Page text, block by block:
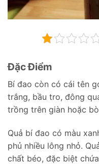
Đặc Điểm
Bí đao còn có cái tên
trắng, bầu tro, đông
trồng trên giàn hoặc
Quả bí đao có màu
phủ nhiều lông nhỏ.
chất béo, đặc biệt